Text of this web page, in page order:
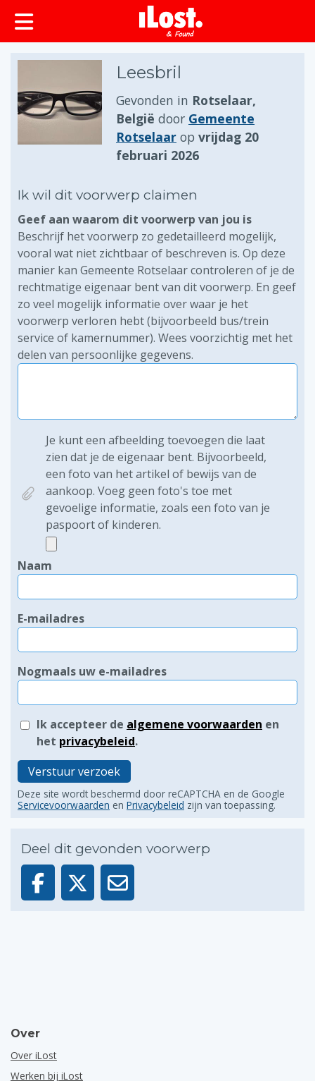
Leesbril
Gevonden in Rotselaar,
België door Gemeente
Rotselaar op vrijdag 20
februari 2026
Ik wil dit voorwerp claimen
Geef aan waarom dit voorwerp van jou is
Beschrijf het voorwerp zo gedetailleerd mogelijk,
vooral wat niet zichtbaar of beschreven is. Op deze
manier kan Gemeente Rotselaar controleren of je de
rechtmatige eigenaar bent van dit voorwerp. En geef
zo veel mogelijk informatie over waar je het
voorwerp verloren hebt (bijvoorbeeld bus/trein
service of kamernummer). Wees voorzichtig met het
delen van persoonlijke gegevens.
Je kunt een afbeelding toevoegen die laat
zien dat je de eigenaar bent. Bijvoorbeeld,
een foto van het artikel of bewijs van de
aankoop. Voeg geen foto's toe met
gevoelige informatie, zoals een foto van je
paspoort of kinderen.
Naam
E-mailadres
Nogmaals uw e-mailadres
Ik accepteer de algemene voorwaarden en
het privacybeleid.
Verstuur verzoek
Deze site wordt beschermd door reCAPTCHA en de Google
Servicevoorwaarden en Privacybeleid zijn van toepassing.
Deel dit gevonden voorwerp
Over
Over iLost
Werken bij iLost